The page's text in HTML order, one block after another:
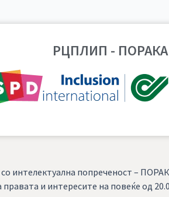
РЦПЛИП - ПОРАКА
интелектуална попреченост –
правата и интересите на повеќе од